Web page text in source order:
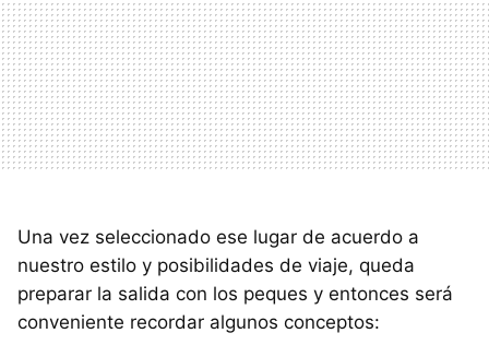
Una vez seleccionado ese lugar de acuerdo a
nuestro estilo y posibilidades de viaje, queda
preparar la salida con los peques y entonces será
conveniente recordar algunos conceptos: